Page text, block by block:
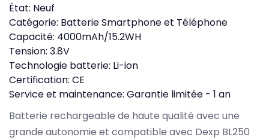
État: Neuf
Catégorie: Batterie Smartphone et Téléphone
Capacité: 4000mAh/15.2WH
Tension: 3.8V
Technologie batterie: Li-ion
Certification: CE
Service et maintenance: Garantie limitée - 1 an
Batterie rechargeable de haute qualité avec une
grande autonomie et compatible avec Dexp BL250